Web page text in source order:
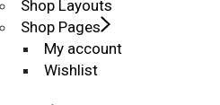
Shop Layouts
Shop Pages
My account
Wishlist